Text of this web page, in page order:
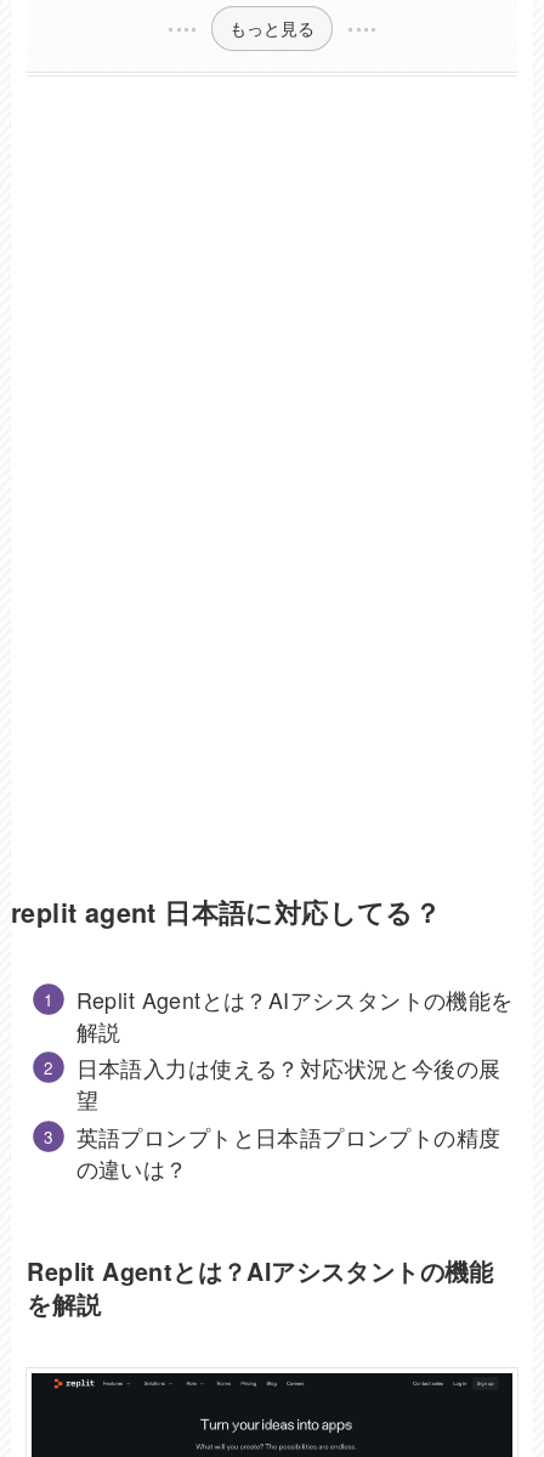
もっと見る
replit agent 日本語に対応してる？
Replit Agentとは？AIアシスタントの機能を
解説
日本語入力は使える？対応状況と今後の展
望
英語プロンプトと日本語プロンプトの精度
の違いは？
Replit Agentとは？AIアシスタントの機能
を解説